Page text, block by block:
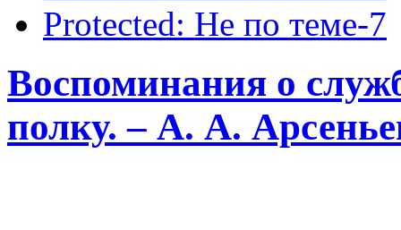
Protected: Не по теме-7
Воспоминания о
полку. – А. А.